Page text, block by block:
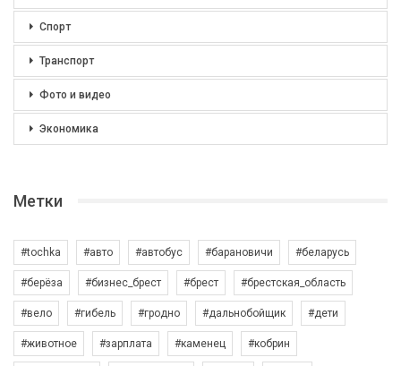
Спорт
Транспорт
Фото и видео
Экономика
Метки
#tochka #авто #автобус #барановичи #беларусь
#берёза #бизнес_брест #брест #брестская_область
#вело #гибель #гродно #дальнобойщик #дети
#животное #зарплата #каменец #кобрин